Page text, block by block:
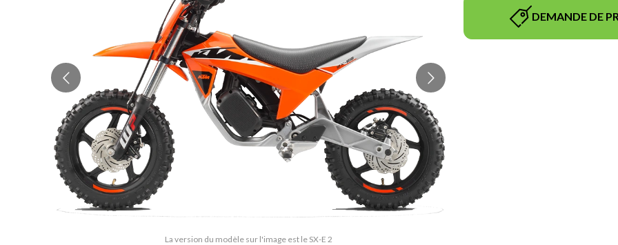
La version du modèle sur l'image est le SX-E 2
DEMANDE DE